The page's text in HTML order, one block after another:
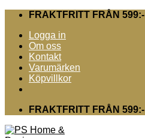
Skip
content
FRAKTFRITT FRÅN 599:-
Logga in
Om oss
Kontakt
Varumärken
Köpvillkor
FRAKTFRITT FRÅN 599:-